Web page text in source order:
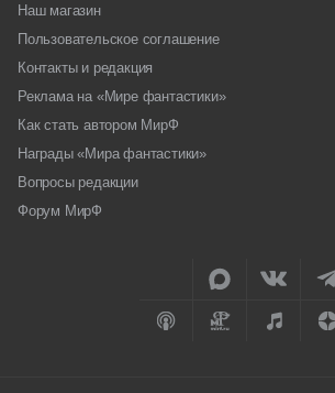
Наш магазин
Пользовательское соглашение
Контакты и редакция
Реклама на «Мире фантастики»
Как стать автором МирФ
Награды «Мира фантастики»
Вопросы редакции
Форум МирФ